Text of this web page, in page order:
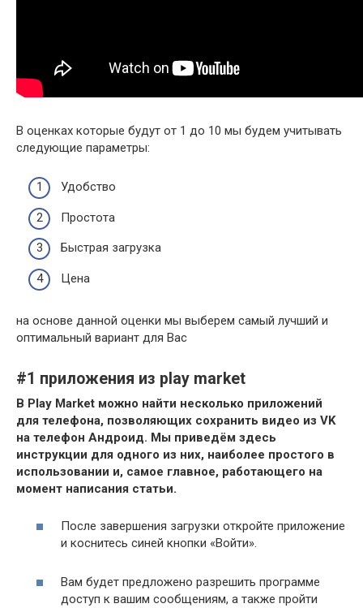
В оценках которые будут от 1 до 10 мы будем учитывать
следующие параметры:
Удобство
Простота
Быстрая загрузка
Цена
на основе данной оценки мы выберем самый лучший и
оптимальный вариант для Вас
#1 приложения из play market
В Play Market можно найти несколько приложений
для телефона, позволяющих сохранить видео из VK
на телефон Андроид. Мы приведём здесь
инструкции для одного из них, наиболее простого в
использовании и, самое главное, работающего на
момент написания статьи.
После завершения загрузки откройте приложение
и коснитесь синей кнопки «Войти».
Вам будет предложено разрешить программе
доступ к вашим сообщениям, а также пройти